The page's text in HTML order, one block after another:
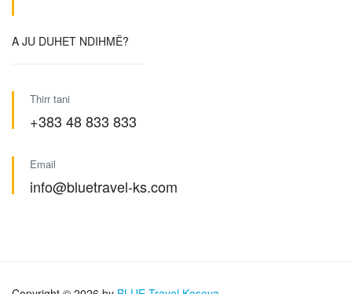
A JU DUHET NDIHMË?
Thirr tani
+383 48 833 833
Email
info@bluetravel-ks.com